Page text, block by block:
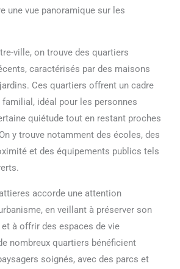
une vue panoramique sur les
ville, on trouve des quartiers
caractérisés par des maisons
Ces quartiers offrent un cadre
idéal pour les personnes
quiétude tout en restant proches
y trouve notamment des écoles, des
et des équipements publics tels
accorde une attention
en veillant à préserver son
à offrir des espaces de vie
nombreux quartiers bénéficient
soignés, avec des parcs et